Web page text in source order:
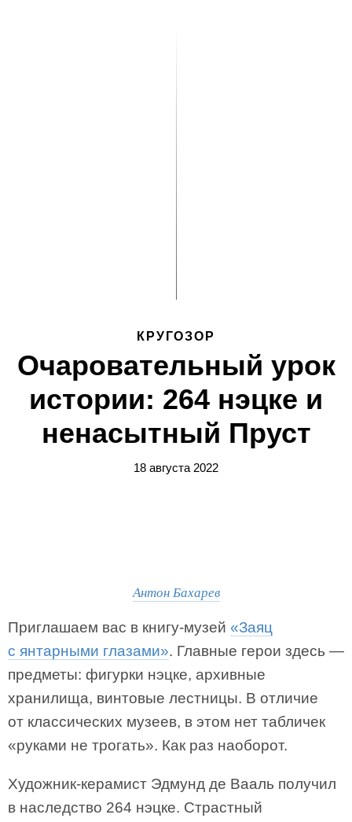
КРУГОЗОР
Очаровательный урок
истории: 264 нэцке и
ненасытный Пруст
18 августа 2022
Антон Бахарев
Приглашаем вас в книгу-музей «Заяц
с янтарными глазами». Главные герои здесь —
предметы: фигурки нэцке, архивные
хранилища, винтовые лестницы. В отличие
от классических музеев, в этом нет табличек
«руками не трогать». Как раз наоборот.
Художник-керамист Эдмунд де Вааль получил
в наследство 264 нэцке. Страстный